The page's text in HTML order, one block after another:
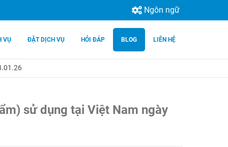
Ngôn ngữ
VỤ ĐẶT DỊCH VỤ HỎI ĐÁP BLOG LIÊN HỆ
sử dụng tại Việt Nam ngày